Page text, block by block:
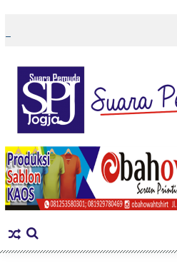
content